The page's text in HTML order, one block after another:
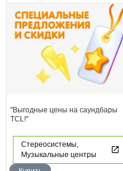
"Выгодные цены на саундбары
TCL!"
Стереосистемы,
Музыкальные центры